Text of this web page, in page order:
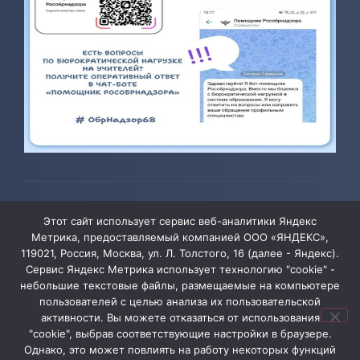
юношества»
Администрация сайта уведомляет, что информация,
содержащая персональные данные, размещена на
сайте ТОГБОУ ДО «Центр развития творчества детей
и юношества» в соответствии с Федеральным
Этот сайт использует сервис веб-аналитики Яндекс
Метрика, предоставляемый компанией ООО «ЯНДЕКС»,
119021, Россия, Москва, ул. Л. Толстого, 16 (далее - Яндекс).
Сервис Яндекс Метрика использует технологию "cookie" -
небольшие текстовые файлы, размещаемые на компьютере
пользователей с целью анализа их пользовательской
активности. Вы можете отказаться от использования
"cookie", выбрав соответствующие настройки в браузере.
Однако, это может повлиять на работу некоторых функций